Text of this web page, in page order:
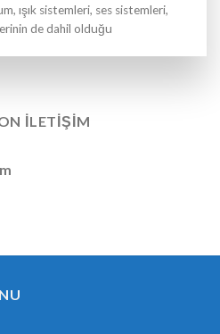
ışık sistemleri, ses sistemleri,
de dahil olduğu
İLETIŞIM